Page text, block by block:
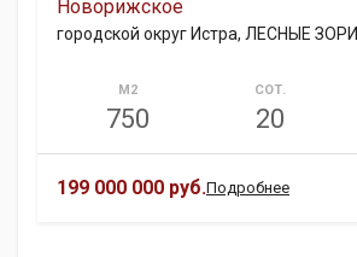
Новорижское
городской округ Истра, ЛЕСНЫЕ ЗОРИ
М2
750
СОТ.
20
199 000 000 руб.Подробнее